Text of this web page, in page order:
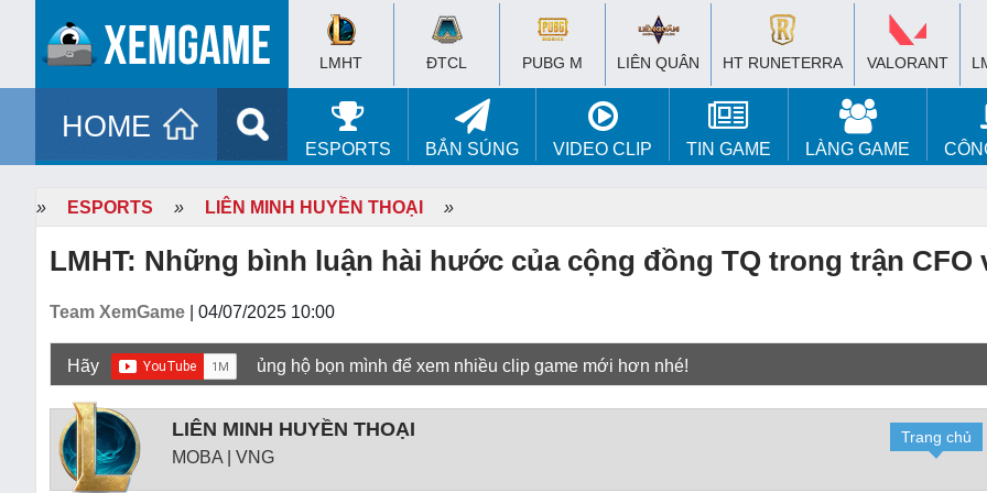
LMHT ĐTCL PUBG M LIÊN QUÂN HT RUNETERRA VALORANT
HOME
ESPORTS BẮN SÚNG VIDEO CLIP TIN GAME LÀNG GAME
» ESPORTS » LIÊN MINH HUYỀN THOẠI »
LMHT: Những bình luận hài hước của cộng đồng TQ trong trận CFO
Team XemGame | 04/07/2025 10:00
Hãy ủng hộ bọn mình để xem nhiều clip game mới hơn nhé!
LIÊN MINH HUYỀN THOẠI
MOBA | VNG
Trang chủ